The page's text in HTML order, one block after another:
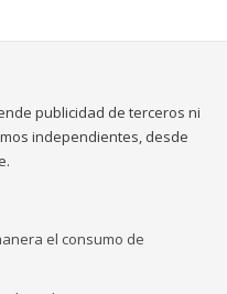
publicidad de terceros ni
independientes, desde
el consumo de